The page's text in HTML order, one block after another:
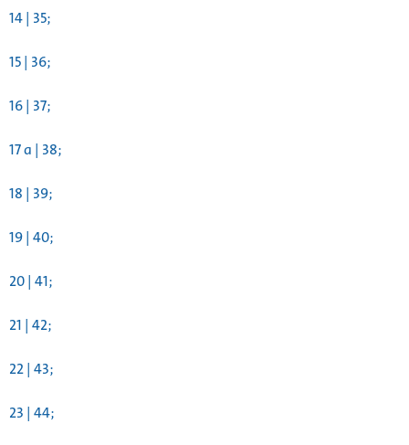
14 | 35;
15 | 36;
16 | 37;
17 a | 38;
18 | 39;
19 | 40;
20 | 41;
21 | 42;
22 | 43;
23 | 44;